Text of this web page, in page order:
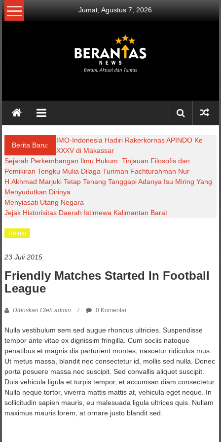
Lompat
ke
Jumat, Agustus 7, 2026
NEWS
Aktual
Tuntas.
Berita Baru:
IMO-Indonesia Hadiri Rakerkornas APINDO Ke XXXV
di Makassar
Sejarah Perkembangan Ilmu Hukum: Tinjauan Filosofis dan
Pemikiran Tengku Mulia Dilaga Turiman Fachturahman Nur
H.Akhmad Marjuki Tetap Tenang Tanggapi Adanya Isu Miring Yang
Menyudutkan Dirinya
Menyiasati Utang Negara
Jejak Historisitas Daerah Istimewa Kalimantan Barat
Umum
23 Juli 2015
Friendly Matches Started In Football
League
Diposkan Oleh:admin 0 Komentar
Nulla vestibulum sem sed augue rhoncus ultricies. Suspendisse
tempor ante vitae ex dignissim fringilla. Cum sociis natoque
penatibus et magnis dis parturient montes, nascetur ridiculus mus.
Ut metus massa, blandit nec consectetur id, mollis sed nulla. Donec
porta posuere massa nec suscipit. Sed convallis aliquet suscipit.
Duis vehicula ligula et turpis tempor, et accumsan diam consectetur.
Nulla neque tortor, viverra mattis mattis at, vehicula eget neque. In
sollicitudin sapien mauris, eu malesuada ligula ultrices quis. Nullam
maximus mauris lorem, at ornare justo blandit sed.